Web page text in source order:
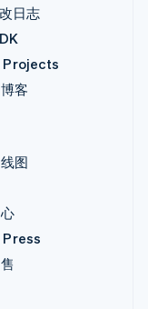
日志
客
图